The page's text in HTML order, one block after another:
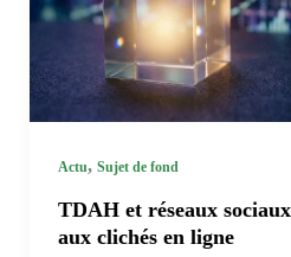
Actu, Sujet de fond
TDAH et réseaux
aux clichés en ligne